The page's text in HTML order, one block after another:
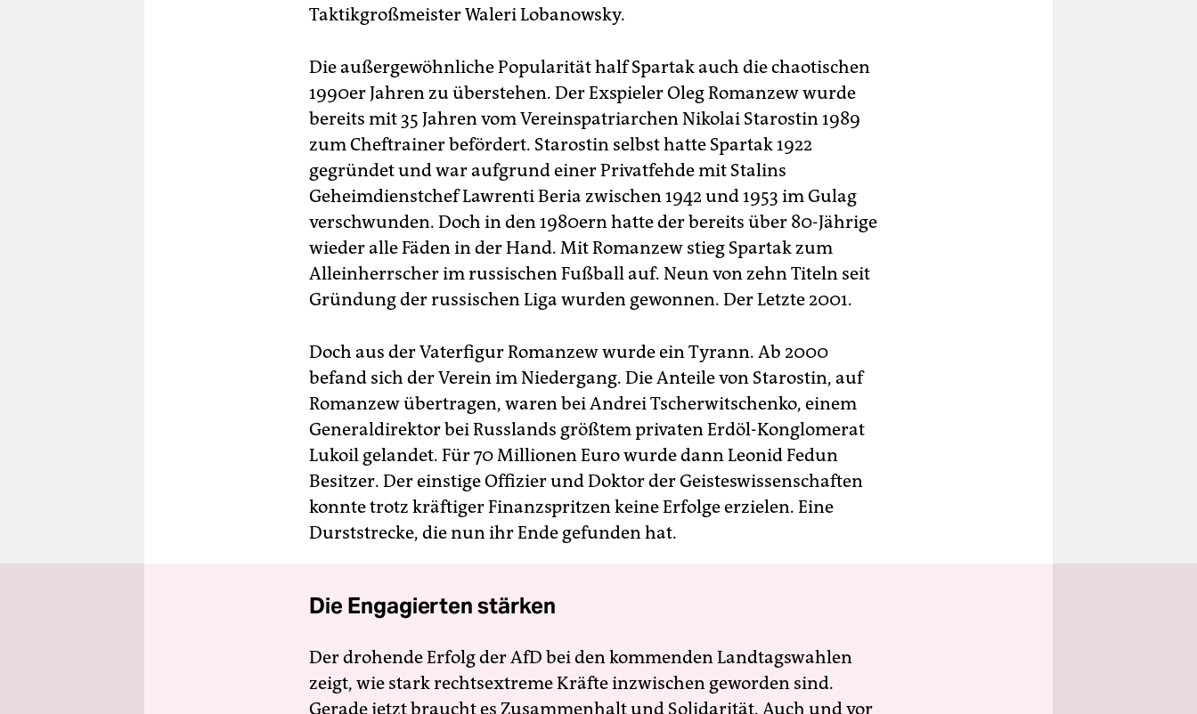
Taktikgroßmeister Waleri Lobanowsky.
Die außergewöhnliche Popularität half Spartak auch die chaotischen
1990er Jahren zu überstehen. Der Exspieler Oleg Romanzew wurde
bereits mit 35 Jahren vom Vereinspatriarchen Nikolai Starostin 1989
zum Cheftrainer befördert. Starostin selbst hatte Spartak 1922
gegründet und war aufgrund einer Privatfehde mit Stalins
Geheimdienstchef Lawrenti Beria zwischen 1942 und 1953 im Gulag
verschwunden. Doch in den 1980ern hatte der bereits über 80-Jährige
wieder alle Fäden in der Hand. Mit Romanzew stieg Spartak zum
Alleinherrscher im russischen Fußball auf. Neun von zehn Titeln seit
Gründung der russischen Liga wurden gewonnen. Der Letzte 2001.
Doch aus der Vaterfigur Romanzew wurde ein Tyrann. Ab 2000
befand sich der Verein im Niedergang. Die Anteile von Starostin, auf
Romanzew übertragen, waren bei Andrei Tscherwitschenko, einem
Generaldirektor bei Russlands größtem privaten Erdöl-Konglomerat
Luk­oil gelandet. Für 70 Millionen Euro wurde dann Leonid Fedun
Besitzer. Der einstige Offizier und Doktor der Geisteswissenschaften
konnte trotz kräftiger Finanzspritzen keine Erfolge erzielen. Eine
Durststrecke, die nun ihr Ende gefunden hat.
Die Engagierten stärken
Der drohende Erfolg der AfD bei den kommenden Landtagswahlen
zeigt, wie stark rechtsextreme Kräfte inzwischen geworden sind.
Gerade jetzt braucht es Zusammenhalt und Solidarität. Auch und vor